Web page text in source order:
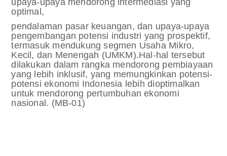
optimal,
pendalaman pasar keuangan, dan upaya-upaya
pengembangan potensi industri yang prospektif,
termasuk mendukung segmen Usaha Mikro,
Kecil, dan Menengah (UMKM).Hal-hal tersebut
dilakukan dalam rangka mendorong pembiayaan
yang lebih inklusif, yang memungkinkan potensi-
potensi ekonomi Indonesia lebih dioptimalkan
untuk mendorong pertumbuhan ekonomi
nasional. (MB-01)